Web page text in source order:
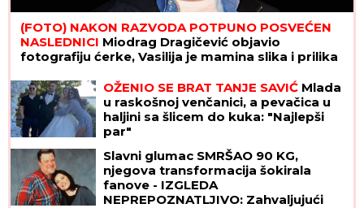
(FOTO) NAKON RAZVODA POTPUNO POSVEĆEN
NASLEDNICI Miodrag Dragičević objavio
fotografiju ćerke, Vasilija je mamina slika i prilika
OŽENIO SE BRAT TANJE SAVIĆ Mlada
u raskošnoj venčanici, a pevačica u
haljini sa šlicem do kuka: "Najlepši
par"
Slavni glumac SMRŠAO 90 KG,
njegova transformacija šokirala
fanove - IZGLEDA
NEPREPOZNATLJIVO: Zahvaljujući